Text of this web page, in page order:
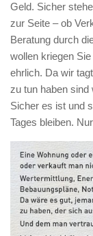
Geld. Sicher
zur Seite – ob
Beratung durch
wollen kriegen
ehrlich. Da wir
zu tun haben
Sicher es ist und
Tages bleiben.